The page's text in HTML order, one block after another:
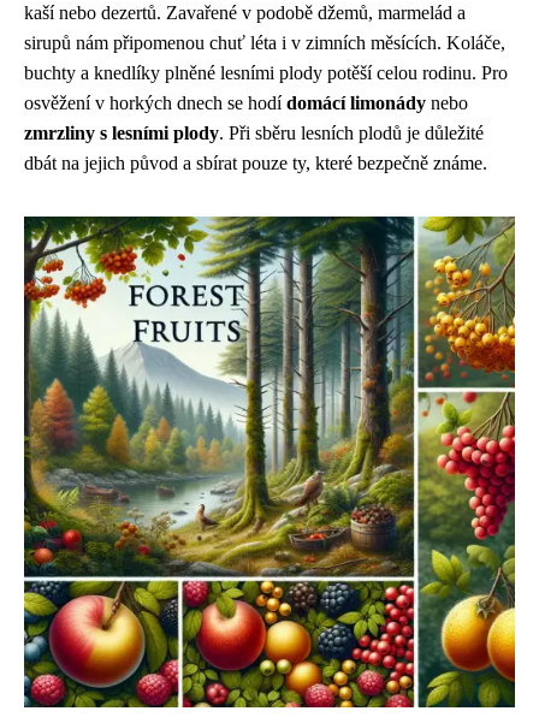
kaší nebo dezertů. Zavařené v podobě džemů, marmelád a
sirupů nám připomenou chuť léta i v zimních měsících. Koláče,
buchty a knedlíky plněné lesními plody potěší celou rodinu. Pro
osvěžení v horkých dnech se hodídomácí limonády nebo
zmrzliny s lesními plody. Při sběru lesních plodů je důležité
dbát na jejich původ a sbírat pouze ty, které bezpečně známe.